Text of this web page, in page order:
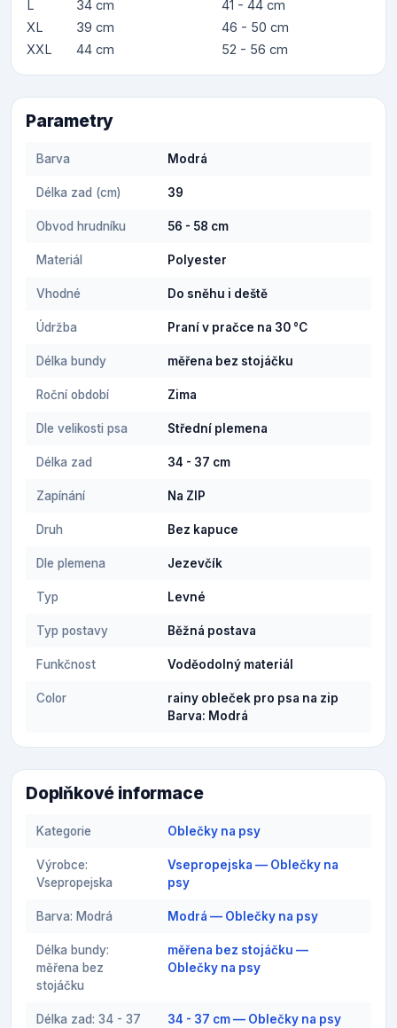
L 34 cm
41 - 44 cm
XL
39 cm
46 - 50 cm
XXL
44 cm 52 - 56 cm
Parametry
Barva Modrá
Délka zad (cm) 39
Obvod hrudníku 56 - 58 cm
Materiál Polyester
Vhodné Do sněhu i deště
Údržba Praní v pračce na 30 °C
Délka bundy měřena bez stojáčku
Roční období Zima
Dle velikosti psa Střední plemena
Délka zad 34 - 37 cm
Zapínání Na ZIP
Druh Bez kapuce
Dle plemena Jezevčík
Typ Levné
Typ postavy Běžná postava
Funkčnost Voděodolný materiál
Color
rainy obleček pro psa na zip
Barva: Modrá
Doplňkové informace
Kategorie Oblečky na psy
Výrobce:
Vsepropejska
Vsepropejska — Oblečky na
psy
Barva: Modrá Modrá — Oblečky na psy
Délka bundy:
měřena bez
stojáčku
měřena bez stojáčku —
Oblečky na psy
Délka zad: 34 - 37
34 - 37 cm — Oblečky na psy